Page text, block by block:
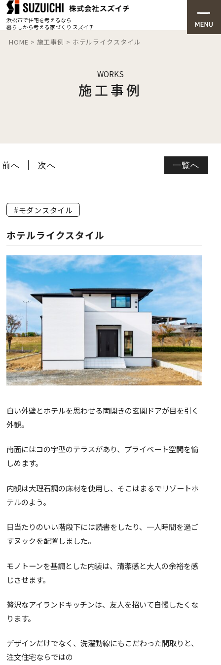
浜松市で住宅を考えるなら
暮らしから考える家づくり スズイチ
HOME > 施工事例 > ホテルライクスタイル
WORKS
施工事例
一覧へ
前へ 次へ
#モダンスタイル
ホテルライクスタイル
白い外壁とホテルを思わせる両開きの玄関ドアが目を引く
外観。
南面にはコの字型のテラスがあり、プライベート空間を愉
しめます。
内観は大理石調の床材を使用し、そこはまるでリゾートホ
テルのよう。
日当たりのいい階段下には読書をしたり、一人時間を過ご
すヌックを配置しました。
モノトーンを基調とした内装は、清潔感と大人の余裕を感
じさせます。
贅沢なアイランドキッチンは、友人を招いて自慢したくな
ります。
デザインだけでなく、洗濯動線にもこだわった間取りと、
注文住宅ならではの